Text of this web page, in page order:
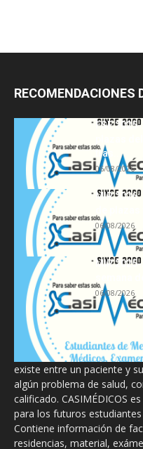
RECOMENDACIONES
FSE
plazas
tras...
06/08/2026
MIR
de
06/08/2026
MIR
semana
06/08/2026
La información
diseñado para
existe entre un paciente y
algún problema de salud,
calificado. CASIMÉDICOS
para los futuros
Contiene información de
residencias, material,